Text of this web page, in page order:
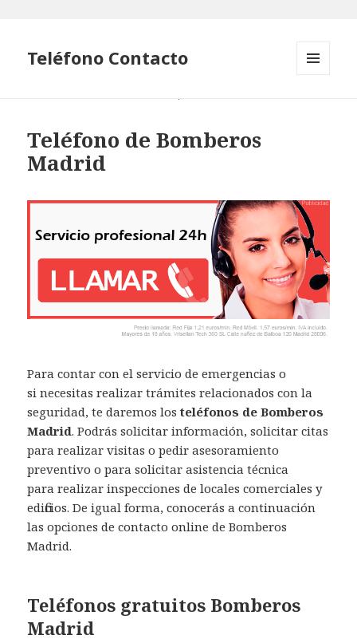
Teléfono Contacto
Teléfono de Bomberos
Madrid
Para contar con el servicio de emergencias o
si necesitas realizar trámites relacionados con la
seguridad, te daremos los teléfonos de Bomberos
Madrid. Podrás solicitar información, solicitar citas
para realizar visitas o pedir asesoramiento
preventivo o para solicitar asistencia técnica
para realizar inspecciones de locales comerciales y
edificios. De igual forma, conocerás a continuación
las opciones de contacto online de Bomberos
Madrid.
Teléfonos gratuitos Bomberos
Madrid